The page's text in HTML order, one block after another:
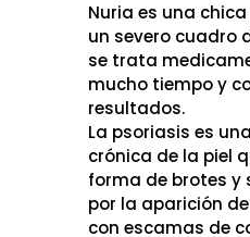
Nuria es una
un severo cuadro
se trata
mucho tiempo y
resultados.
La psoriasis es
crónica de la piel
forma de brotes y
por la aparición
con escamas de